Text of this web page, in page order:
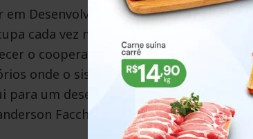
em Desenvolvimento Regional Norte
cada vez mais espaço na agenda
o cooperativismo no Norte significa
onde o sistema financeiro ainda tem
para um desenvolvimento mais
Facchin, diretor administrativo